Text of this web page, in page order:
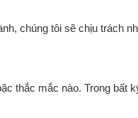
chúng tôi sẽ chịu
thắc mắc nào. Trong